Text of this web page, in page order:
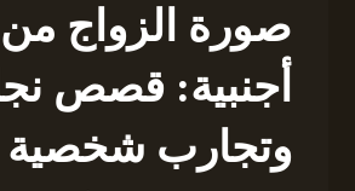
صورة الزواج من
أجنبية: قصص
وتجارب شخصية